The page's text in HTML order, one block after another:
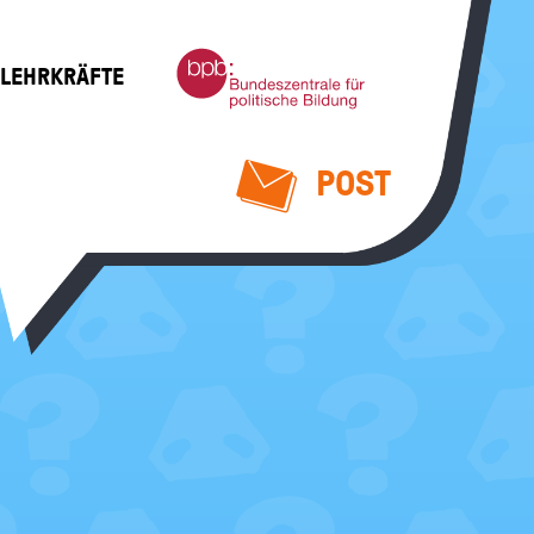
Bundeszentrale
für
politische
POST